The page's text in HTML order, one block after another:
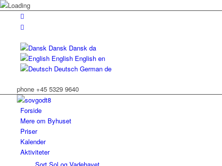
Dansk Dansk da
English English en
Deutsch German de
phone +45 5329 9640
Forside
Mere om Byhuset
Priser
Kalender
Aktiviteter